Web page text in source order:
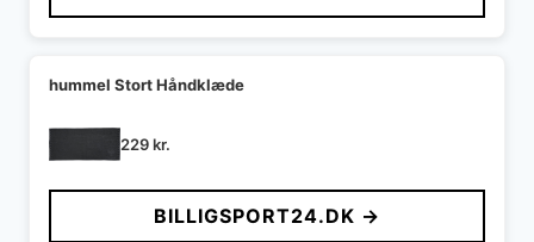
hummel Stort Håndklæde
229kr.
BILLIGSPORT24.DK →